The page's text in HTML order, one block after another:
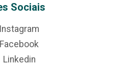
Sociais
Instagram
Facebook
Linkedin